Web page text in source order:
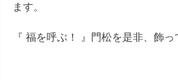
ます。
『 福を呼ぶ！ 』門松を是非、飾